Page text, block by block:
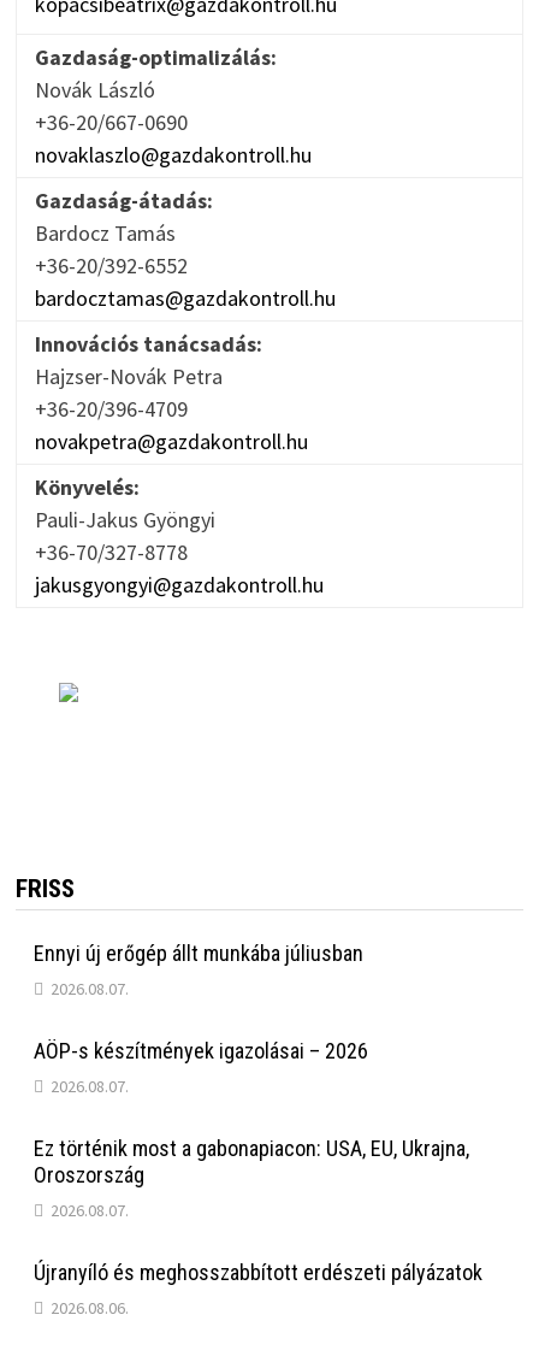
Gazdaság-optimalizálás:
Novák László
+36-20/667-0690
novaklaszlo@gazdakontroll.hu
Gazdaság-átadás:
Bardocz Tamás
+36-20/392-6552
bardocztamas@gazdakontroll.hu
Innovációs tanácsadás:
Hajzser-Novák Petra
+36-20/396-4709
novakpetra@gazdakontroll.hu
Könyvelés:
Pauli-Jakus Gyöngyi
+36-70/327-8778
jakusgyongyi@gazdakontroll.hu
FRISS
Ennyi új erőgép állt munkába júliusban
2026.08.07.
AÖP-s készítmények igazolásai – 2026
2026.08.07.
Ez történik most a gabonapiacon: USA, EU, Ukrajna,
Oroszország
2026.08.07.
Újranyíló és meghosszabbított erdészeti pályázatok
2026.08.06.